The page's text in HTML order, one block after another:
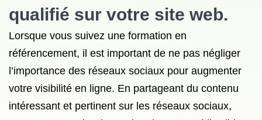
qualifié sur votre site web.
Lorsque vous suivez une formation en
référencement, il est important de ne pas négliger
l’importance des réseaux sociaux pour augmenter
votre visibilité en ligne. En partageant du contenu
intéressant et pertinent sur les réseaux sociaux,